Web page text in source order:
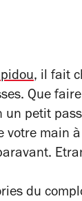
, il fait
Que
un petit
main
du